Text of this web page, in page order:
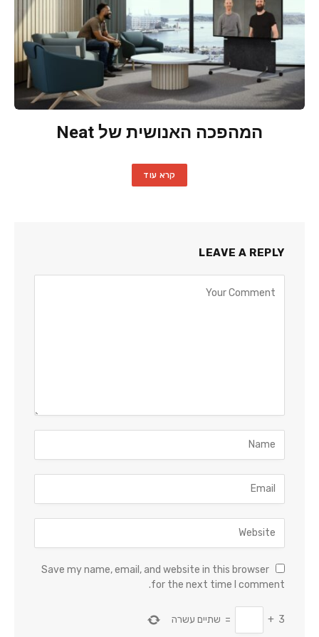
המהפכה האנושית של Neat
קרא עוד
LEAVE A REPLY
Save my name, email, and website in this browser
for the next time I comment.
3
+
= שתיים עשרה